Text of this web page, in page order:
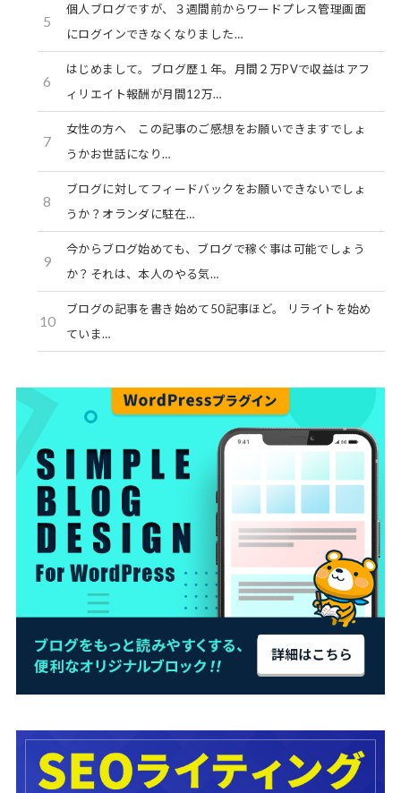
5
個人ブログですが、３週間前からワードプレス管理画面
にログインできなくなりました…
6
はじめまして。ブログ歴１年。月間２万PVで収益はアフ
ィリエイト報酬が月間12万…
7
女性の方へ この記事のご感想をお願いできますでしょ
うかお世話になり…
8
ブログに対してフィードバックをお願いできないでしょ
うか？オランダに駐在…
9
今からブログ始めても、ブログで稼ぐ事は可能でしょう
か？それは、本人のやる気…
10
ブログの記事を書き始めて50記事ほど。 リライトを始め
ていま…